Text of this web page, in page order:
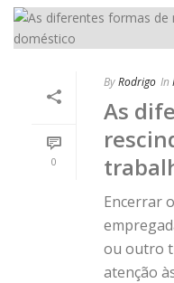
0
ByRodrigo In
As
Encerrar
ou outro
atenção